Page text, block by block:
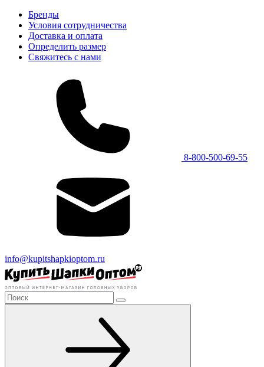
Бренды
Условия сотрудничества
Доставка и оплата
Определить размер
Свяжитесь с нами
8-800-500-69-55
info@kupitshapkioptom.ru